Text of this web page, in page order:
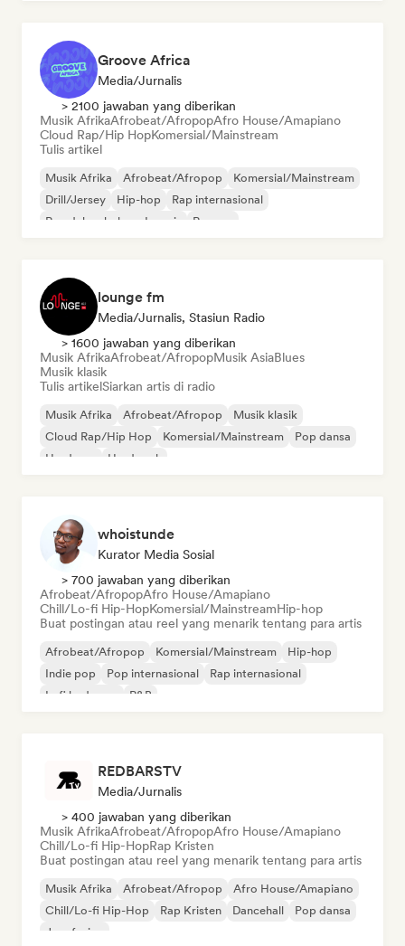
Groove Africa
Media/Jurnalis
> 2100 jawaban yang diberikan
Musik AfrikaAfrobeat/AfropopAfro House/Amapiano
Cloud Rap/Hip HopKomersial/Mainstream
Tulis artikel
Musik Afrika Afrobeat/Afropop
Komersial/Mainstream
Drill/Jersey
Hip-hop
Rap internasional
Rap dalam bahasa Inggris
Reggae
lounge fm
Media/Jurnalis, Stasiun Radio
> 1600 jawaban yang diberikan
Musik AfrikaAfrobeat/AfropopMusik AsiaBlues
Musik klasik
Tulis artikelSiarkan artis di radio
Musik Afrika Afrobeat/Afropop
Musik klasik
Cloud Rap/Hip Hop
Komersial/Mainstream
Pop dansa
Hardcore
Hard rock
whoistunde
Kurator Media Sosial
> 700 jawaban yang diberikan
Afrobeat/AfropopAfro House/Amapiano
Chill/Lo-fi Hip-HopKomersial/MainstreamHip-hop
Buat postingan atau reel yang menarik tentang para artis
Afrobeat/Afropop Komersial/Mainstream
Hip-hop
Indie pop
Pop internasional
Rap internasional
Lofi bedroom
R&B
REDBARSTV
Media/Jurnalis
> 400 jawaban yang diberikan
Musik AfrikaAfrobeat/AfropopAfro House/Amapiano
Chill/Lo-fi Hip-HopRap Kristen
Buat postingan atau reel yang menarik tentang para artis
Musik Afrika Afrobeat/Afropop
Afro House/Amapiano
Chill/Lo-fi Hip-Hop
Rap Kristen Dancehall
Pop dansa
Jazz fusion